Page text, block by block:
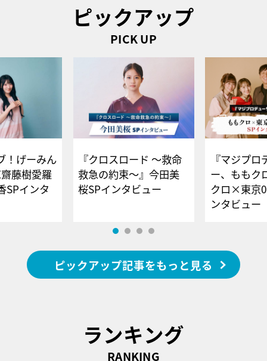
ピックアップ
PICK UP
！げーみん
藤樹愛羅
SPインタ
『クロスロード ～救命
救急の約束～』今田美
桜SPインタビュー
『マジプロ
ー、ももク
クロ×東京
ンタビュー
ピックアップ記事をもっと見る
ランキング
RANKING